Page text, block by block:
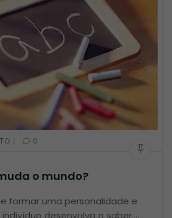
| 0
o mundo?
formar uma personalidade e
desenvolva o saber.…